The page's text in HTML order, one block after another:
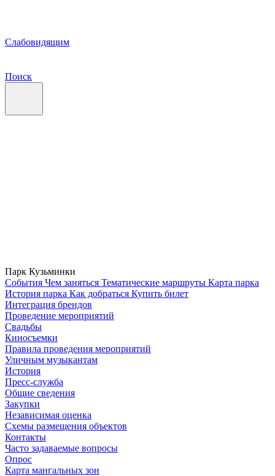
Слабовидящим
Поиск
Парк Кузьминки
Cобытия Чем заняться Тематические маршруты Карта парка
История парка Как добраться Купить билет
Интеграция брендов
Проведение мероприятий
Свадьбы
Киносъемки
Правила проведения мероприятий
Уличным музыкантам
История
Пресс-служба
Общие сведения
Закупки
Независимая оценка
Схемы размещения объектов
Контакты
Часто задаваемые вопросы
Опрос
Карта мангальных зон